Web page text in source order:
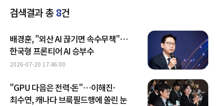
검색결과 총8건
배경훈, "외산 AI 끊기면 속수무책"…
한국형 프론티어 AI 승부수
2026-07-20 17:46:00
"GPU 다음은 전력·돈"…이해진·
최수연, 캐나다 브룩필드행에 쏠린 눈